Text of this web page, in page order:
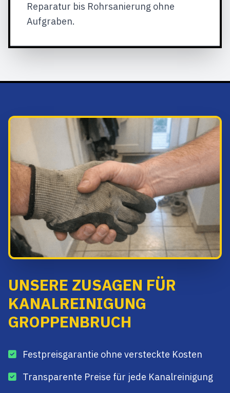
Reparatur bis Rohrsanierung ohne
Aufgraben.
UNSERE ZUSAGEN FÜR
KANALREINIGUNG
GROPPENBRUCH
Festpreisgarantie ohne versteckte Kosten
Transparente Preise für jede Kanalreinigung